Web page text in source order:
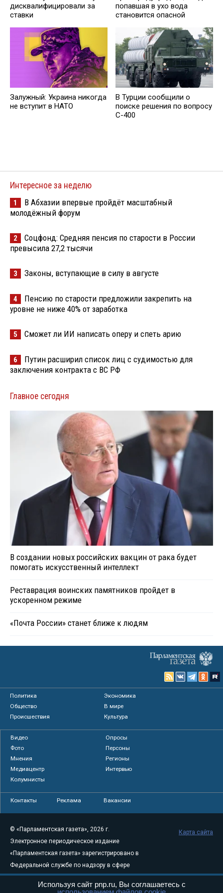
дисквалифицировали за
ставки
попавшая в ухо вода
становится опасной
Залужный: Украина никогда
не вступит в НАТО
В Турции сообщили о
поиске решения по вопросу
С-400
Интересное за неделю
1
В Абхазии впервые пройдёт масштабный
молодёжный форум
2
Соцфонд: Средняя пенсия по старости в России
превысила 27,2 тысячи
3 Законы, вступающие в силу в августе
4
Пенсию по старости предложили закрепить на
уровне не ниже 40% от заработка
5 Сможет ли ИИ написать оперу и спеть арию
6
Путин расширил список лиц с судимостью для
заключения контракта с ВС РФ
Главное сегодня
В создании новых российских вакцин от рака будет
помогать искусственный интеллект
Реставрация воинских памятников пройдет в
ускоренном режиме
«Почта России» станет ближе к людям
Политика
Экономика
Общество
В мире
Происшествия
Культура
Видео
Опросы
Фото
Персоны
Мнения
Регионы
Медиацентр
Интервью
Колумнисты
Контакты Реклама Вакансии
© «Парламентская газета», 2026 г.
Электронное периодическое издание
«Парламентская газета» зарегистрировано в
Федеральной службе по надзору в сфере
связи, информационных технологий и
массовых коммуникаций (Роскомнадзор) 05
Карта сайта
Используя сайт pnp.ru, Вы соглашаетесь с